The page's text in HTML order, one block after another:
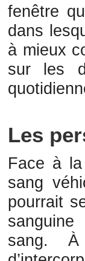
fenêtre
dans
à mieux
sur les
Les
Face à
sang
pourrait
sang.